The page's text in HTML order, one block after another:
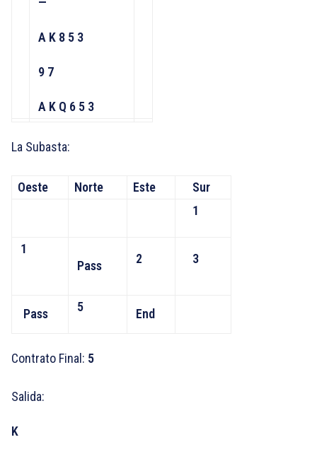
A K 8 5 3
9 7
A K Q 6 5 3
La Subasta:
Oeste Norte Este
Sur
1
1
Pass
2 3
Pass 5 End
Contrato Final: 5
Salida:
K